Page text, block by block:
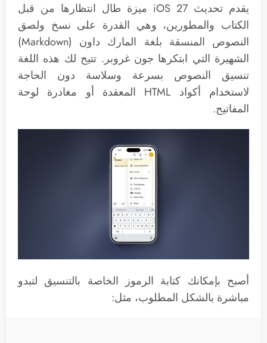
يقدم تحديث iOS 27 ميزة طال انتظارها من قبل
الكتاب والمطورين، وهي القدرة على نسخ ولصق
النصوص المنسقة بلغة المارك داون (Markdown)
الشهيرة التي ابتكرها جون غروبر. تتيح لك هذه اللغة
تنسيق النصوص بسرعة وسلاسة دون الحاجة
لاستخدام أكواد HTML المعقدة أو مغادرة لوحة
المفاتيح.
أصبح بإمكانك كتابة الرموز الخاصة بالتنسيق لتبدو
مباشرة بالشكل المطلوب، مثل: